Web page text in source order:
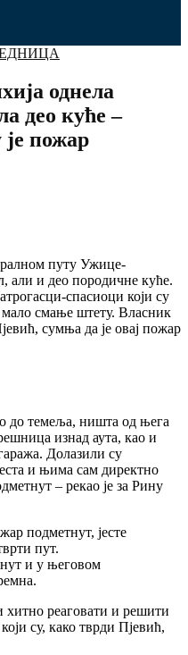
однела
део куће –
пожар
путу Ужице-
али и део породичне куће.
спасиоци који су
мало смање штету. Власник
сумња да је овај пожар
до темеља, ништа од њега
изнад аута, као и
Долазили су
и њима сам директно
– рекао је за Рину
подметнут, јесте
пут.
и у његовом
хитно реаговати и решити
су, како тврди Пјевић,